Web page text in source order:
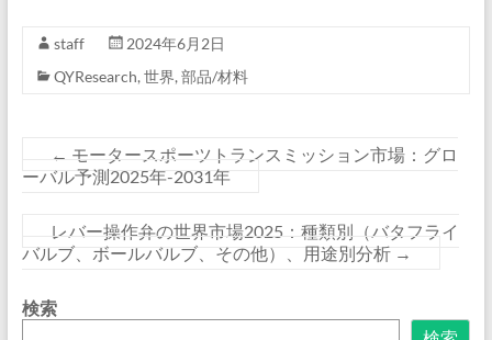
staff
2024年6月2日
QYResearch, 世界, 部品/材料
← モータースポーツトランスミッション市場：グロ
ーバル予測2025年-2031年
レバー操作弁の世界市場2025：種類別（バタフライ
バルブ、ボールバルブ、その他）、用途別分析 →
検索